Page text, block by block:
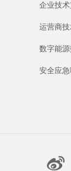
企业技
运营商
数字能
安全应